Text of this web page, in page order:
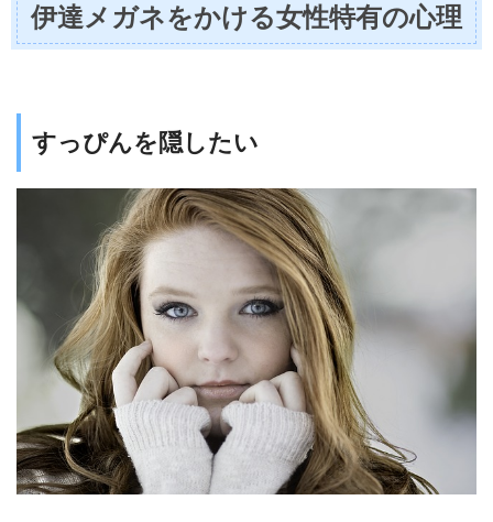
伊達メガネをかける女性特有の心理
すっぴんを隠したい